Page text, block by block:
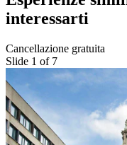
interessarti
Cancellazione gratuita
Slide 1 of 7